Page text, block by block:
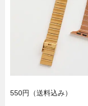
550円（送料込み）